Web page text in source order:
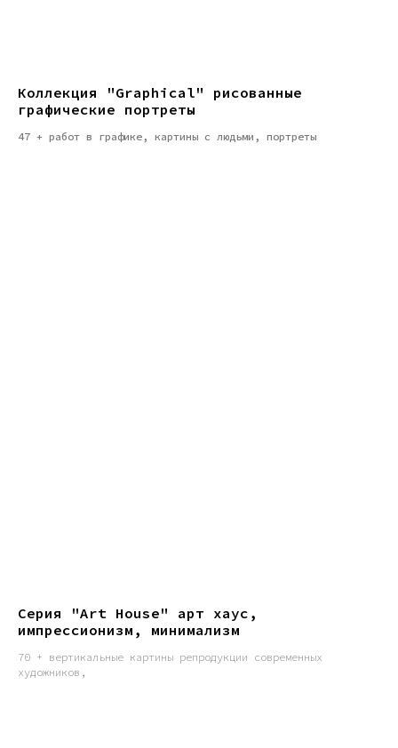
Коллекция "Graphical" рисованные
графические портреты
47 + работ в графике, картины с людьми, портреты
Серия "Art House" арт хаус,
импрессионизм, минимализм
70 + вертикальные картины репродукции современных
художников,